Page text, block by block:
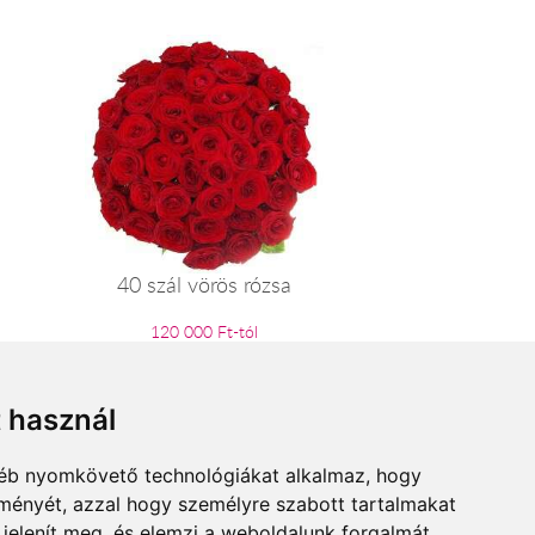
nyomkövető technológiákat alkalmaz, hogy
azzal hogy személyre szabott tartalmakat
40 szál vörös rózsa
120 000 Ft-tól